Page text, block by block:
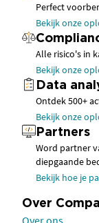
Perfect
Bekijk onze
Alle risico's in
Bekijk onze
Data
Ontdek 500+
Bekijk onze
Partners
Word partner
diepgaande
Bekijk hoe je
Over